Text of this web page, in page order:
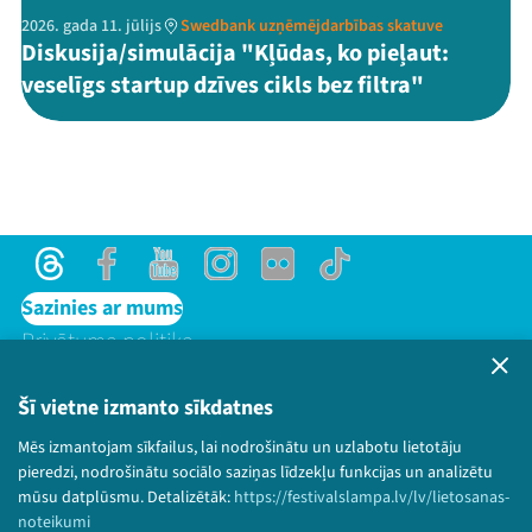
Šī vietne izmanto sīkdatnes
Mēs izmantojam sīkfailus, lai nodrošinātu un uzlabotu lietotāju
pieredzi, nodrošinātu sociālo saziņas līdzekļu funkcijas un analizētu
mūsu datplūsmu. Detalizētāk: https://festivalslampa.lv/lv/lietosanas-
noteikumi
2026. gada 11. jūlijs Swedbank uzņēmējdarbības skatuve
Diskusija/simulācija "Kļūdas, ko pieļaut:
veselīgs startup dzīves cikls bez filtra"
ThreadsFacebookYoutubeInstagram
Flick TikTok
Sazinies ar mums
Privātuma politika
Bērnu aizsardzības politika
© 2026 Sarunu festivāls LAMPA Visas tiesības
paturētas.